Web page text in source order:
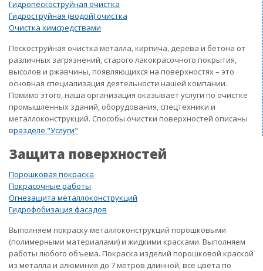
Гидропескоструйная очистка
Гидроструйная (водой) очистка
Очистка химсредствами
Пескоструйная очистка металла, кирпича, дерева и бетона от
различных загрязнений, старого лакокрасочного покрытия,
высолов и ржавчины, появляющихся на поверхностях – это
основная специализация деятельности нашей компании.
Помимо этого, наша организация оказывает услуги по очистке
промышленных зданий, оборудования, спецтехники и
металлоконструкций. Способы очистки поверхностей описаны
вразделе "Услуги"
Защита поверхностей
Порошковая покраска
Покрасочные работы
Огнезащита металлоконструкций
Гидрофобизация фасадов
Выполняем покраску металлоконструкций порошковыми
(полимерными материалами) и жидкими красками. Выполняем
работы любого объема. Покраска изделий порошковой краской
из металла и алюминия до 7 метров длинной, все цвета по